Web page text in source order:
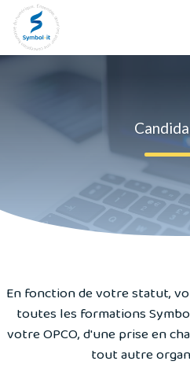
En fonction de votre statut,
toutes les formations
votre OPCO, d'une prise en
tout autre